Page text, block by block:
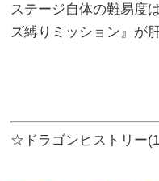
ステージ自体の難易度
ズ縛りミッション』が
☆ドラゴンヒストリー